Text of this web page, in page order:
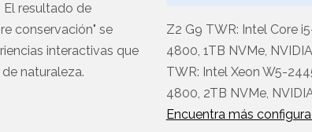
resultado de
conservación" se
interactivas que
naturaleza.
Z2 G9 TWR: Intel Core
4800, 1TB NVMe,
TWR: Intel Xeon W5-
4800, 2TB NVMe,
Encuentra más